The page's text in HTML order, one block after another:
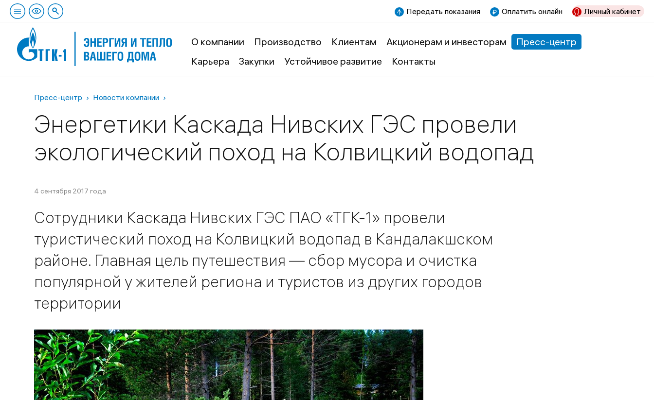
Передать показания Оплатить онлайн Личный кабинет
О компании Производство Клиентам Акционерам и инвесторам
Пресс-центр
Карьера
Закупки Устойчивое развитие Контакты
Пресс-центр Новости компании
Энергетики Каскада Нивских ГЭС провели
экологический поход на Колвицкий водопад
4 сентября 2017 года
Сотрудники Каскада Нивских ГЭС ПАО «ТГК-1» провели
туристический поход на Колвицкий водопад в Кандалакшском
районе. Главная цель путешествия — сбор мусора и очистка
популярной у жителей региона и туристов из других городов
территории